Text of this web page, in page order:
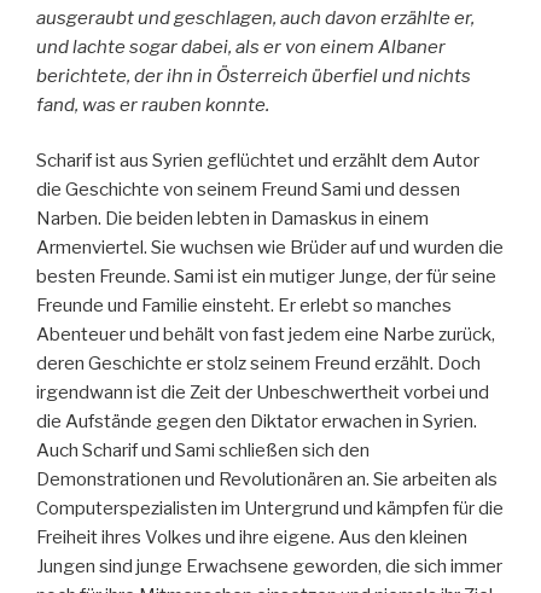
ausgeraubt und geschlagen, auch davon erzählte er,
und lachte sogar dabei, als er von einem Albaner
berichtete, der ihn in Österreich überfiel und nichts
fand, was er rauben konnte.
Scharif ist aus Syrien geflüchtet und erzählt dem Autor
die Geschichte von seinem Freund Sami und dessen
Narben. Die beiden lebten in Damaskus in einem
Armenviertel. Sie wuchsen wie Brüder auf und wurden die
besten Freunde. Sami ist ein mutiger Junge, der für seine
Freunde und Familie einsteht. Er erlebt so manches
Abenteuer und behält von fast jedem eine Narbe zurück,
deren Geschichte er stolz seinem Freund erzählt. Doch
irgendwann ist die Zeit der Unbeschwertheit vorbei und
die Aufstände gegen den Diktator erwachen in Syrien.
Auch Scharif und Sami schließen sich den
Demonstrationen und Revolutionären an. Sie arbeiten als
Computerspezialisten im Untergrund und kämpfen für die
Freiheit ihres Volkes und ihre eigene. Aus den kleinen
Jungen sind junge Erwachsene geworden, die sich immer